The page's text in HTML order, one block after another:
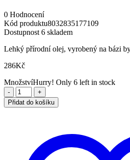
0 Hodnocení
Kód produktu8032835177109
Dostupnost 6 skladem
Lehký přírodní olej, vyrobený na bázi
286Kč
MnožstvíHurry! Only 6 left in stock
Přidat do košíku